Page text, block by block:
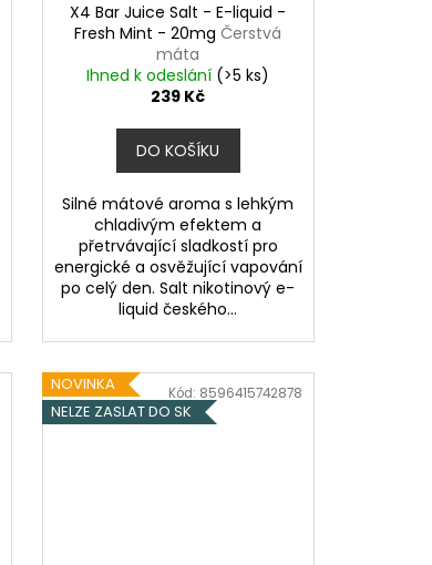
X4 Bar Juice Salt - E-liquid -
Fresh Mint - 20mgČerstvá
máta
Ihned k odeslání (>5 ks)
239 Kč
DO KOŠÍKU
Silné mátové aroma s lehkým
chladivým efektem a
přetrvávající sladkostí pro
energické a osvěžující vapování
po celý den. Salt nikotinový e-
liquid českého...
NOVINKA
NELZE ZASLAT DO SK
Kód: 8596415742878